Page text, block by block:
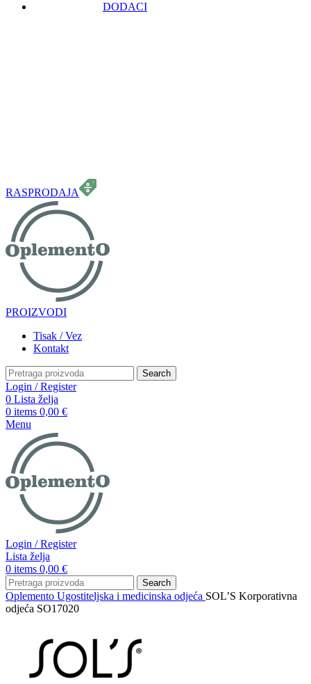
DODACI
RASPRODAJA
PROIZVODI
Tisak / Vez
Kontakt
Search
Login / Register
0 Lista želja
0 items 0,00 €
Menu
Login / Register
Lista želja
0 items 0,00 €
Search
Oplemento Ugostiteljska i medicinska odjeća SOL’S Korporativna
odjeća SO17020